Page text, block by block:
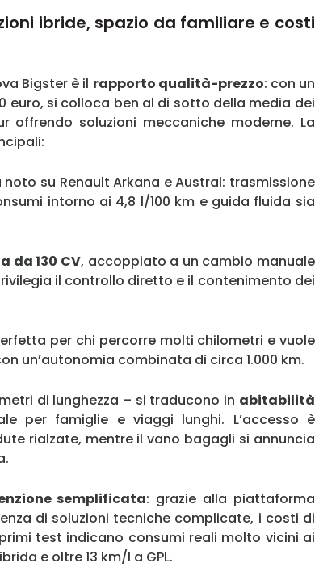
Username
Ricordami
ibride, spazio da familiare e costi
Bigster è il rapporto qualità-prezzo: con un
euro, si colloca ben al di sotto della media dei
soluzioni meccaniche moderne. La
noto su Renault Arkana e Austral: trasmissione
intorno ai 4,8 l/100 km e guida fluida sia
da 130 CV, accoppiato a un cambio manuale
il controllo diretto e il contenimento dei
per chi percorre molti chilometri e vuole
un’autonomia combinata di circa 1.000 km.
di lunghezza – si traducono in abitabilità
per famiglie e viaggi lunghi. L’accesso è
rialzate, mentre il vano bagagli si annuncia
semplificata: grazie alla piattaforma
di soluzioni tecniche complicate, i costi di
test indicano consumi reali molto vicini ai
e oltre 13 km/l a GPL.